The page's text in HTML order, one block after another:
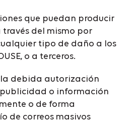
que puedan producir
través del mismo por
tipo de daño a los
o a terceros.
la debida autorización
o información
o de forma
de correos masivos